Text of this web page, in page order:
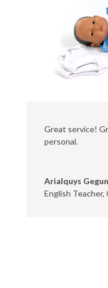
Great service!
personal.
Arialquys
English Teacher,